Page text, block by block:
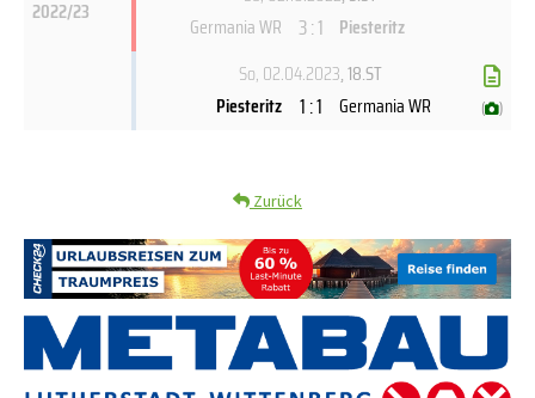
2022/23
Germania WR
3 : 1 Piesteritz
So, 02.04.2023, 18.ST
Piesteritz
1 : 1 Germania WR ( )
Zurück